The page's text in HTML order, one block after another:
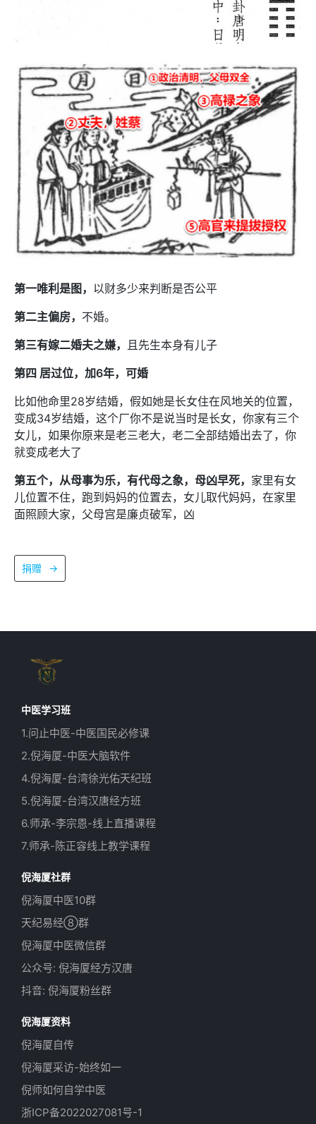
第一唯利是图， 以财多少来判断是否公平
第二主偏房， 不婚。
第三有嫁二婚夫之嫌， 且先生本身有儿子
第四 居过位，加6年，可婚
比如他命里28岁结婚，假如她是长女住在风地关的位置，
变成34岁结婚，这个厂你不是说当时是长女，你家有三个
女儿，如果你原来是老三老大，老二全部结婚出去了，你
就变成老大了
第五个，从母事为乐，有代母之象，母凶早死， 家里有女
儿位置不住，跑到妈妈的位置去，女儿取代妈妈，在家里
面照顾大家，父母宫是廉贞破军，凶
捐赠 →
中医学习班
1.问止中医-中医国民必修课
2.倪海厦-中医大脑软件
4.倪海厦-台湾徐光佑天纪班
5.倪海厦-台湾汉唐经方班
6.师承-李宗恩-线上直播课程
7.师承-陈正容线上教学课程
倪海厦社群
倪海厦中医10群
天纪易经⑧群
倪海厦中医微信群
公众号: 倪海厦经方汉唐
抖音: 倪海厦粉丝群
倪海厦资料
倪海厦自传
倪海厦采访-始终如一
倪师如何自学中医
浙ICP备2022027081号-1